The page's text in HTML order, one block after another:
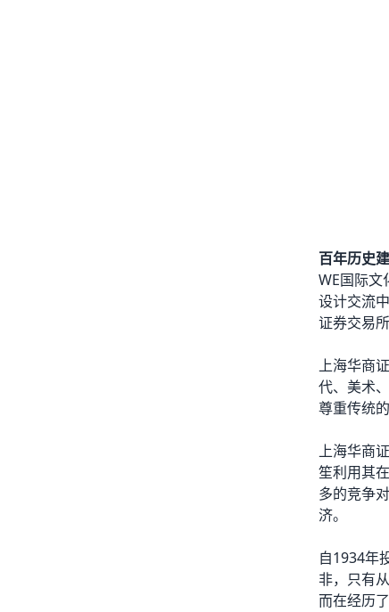
百年历史
WE国际文
设计交流
证券交易
上海华商
代、美术
尊重传统
上海华商
笙利用其
多的竞争
济。
自1934年
非，只有
而在经历